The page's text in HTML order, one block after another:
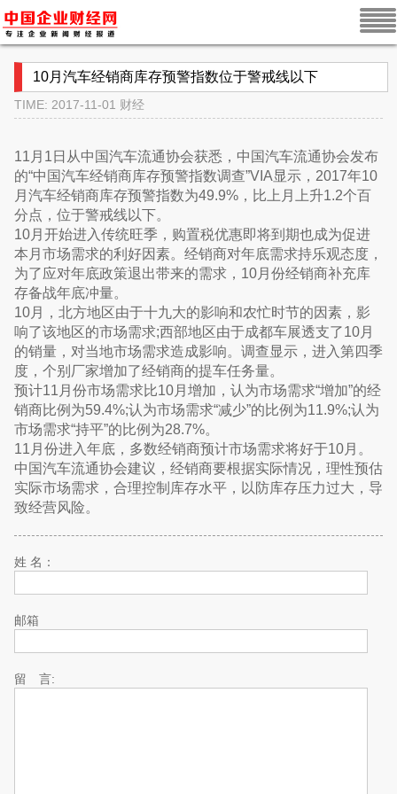
10月汽车经销商库存预警指数位于警戒线以下
TIME: 2017-11-01 财经
11月1日从中国汽车流通协会获悉，中国汽车流通协会发布
的“中国汽车经销商库存预警指数调查”VIA显示，2017年10
月汽车经销商库存预警指数为49.9%，比上月上升1.2个百
分点，位于警戒线以下。
10月开始进入传统旺季，购置税优惠即将到期也成为促进
本月市场需求的利好因素。经销商对年底需求持乐观态度，
为了应对年底政策退出带来的需求，10月份经销商补充库
存备战年底冲量。
10月，北方地区由于十九大的影响和农忙时节的因素，影
响了该地区的市场需求;西部地区由于成都车展透支了10月
的销量，对当地市场需求造成影响。调查显示，进入第四季
度，个别厂家增加了经销商的提车任务量。
预计11月份市场需求比10月增加，认为市场需求“增加”的经
销商比例为59.4%;认为市场需求“减少”的比例为11.9%;认为
市场需求“持平”的比例为28.7%。
11月份进入年底，多数经销商预计市场需求将好于10月。
中国汽车流通协会建议，经销商要根据实际情况，理性预估
实际市场需求，合理控制库存水平，以防库存压力过大，导
致经营风险。
姓 名：
邮箱
留 言: